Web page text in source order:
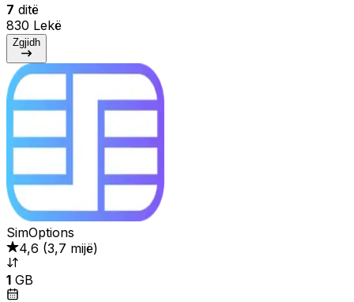
7 ditë
830 Lekë
Zgjidh
SimOptions
4,6 (3,7 mijë)
1 GB